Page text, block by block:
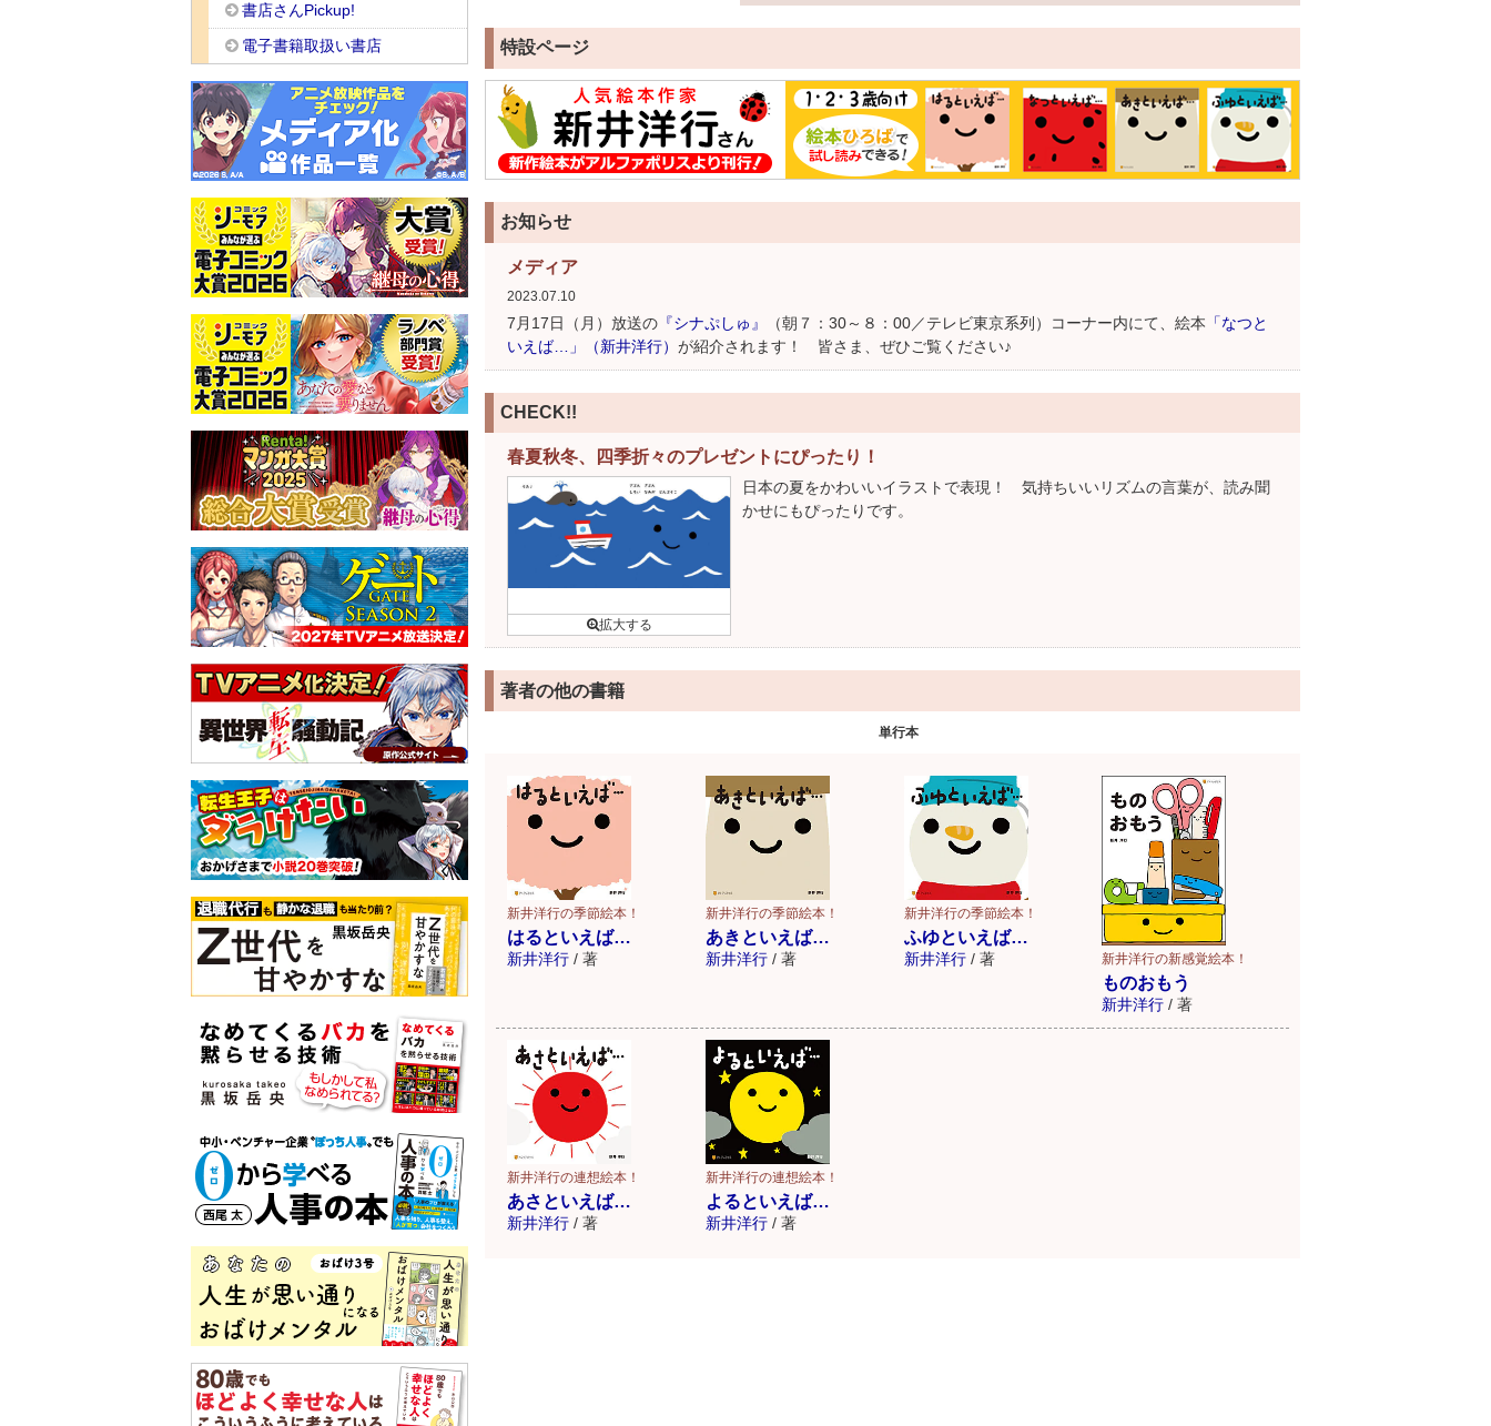
特設ページ
お知らせ
メディア
2023.07.10
7月17日（月）放送の 『シナぷしゅ』 （朝７：30～８：00／テレビ東京系列）コーナー内にて、絵本 「なつと
いえば…」（新井洋行） が紹介されます！ 皆さま、ぜひご覧ください♪
CHECK!!
春夏秋冬、四季折々のプレゼントにぴったり！
日本の夏をかわいいイラストで表現！ 気持ちいいリズムの言葉が、読み聞
かせにもぴったりです。
著者の他の書籍
単行本
新井洋行の季節絵本！
はるといえば…
新井洋行 / 著
新井洋行の季節絵本！
あきといえば…
新井洋行 / 著
新井洋行の季節絵本！
ふゆといえば…
新井洋行 / 著 新井洋行の新感覚絵本！
ものおもう
新井洋行 / 著
新井洋行の連想絵本！
あさといえば…
新井洋行 / 著
新井洋行の連想絵本！
よるといえば…
新井洋行 / 著
書店さんPickup!
電子書籍取扱い書店